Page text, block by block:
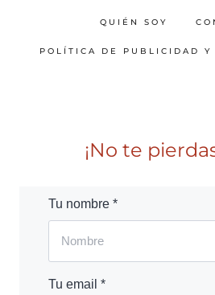
QUIÉN SOY
POLÍTICA DE PUBLICIDAD Y
¡No te
Tu nombre *
Tu email *